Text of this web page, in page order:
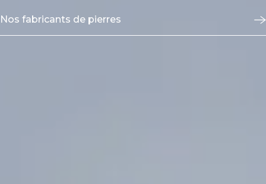
Nos fabricants de pierres